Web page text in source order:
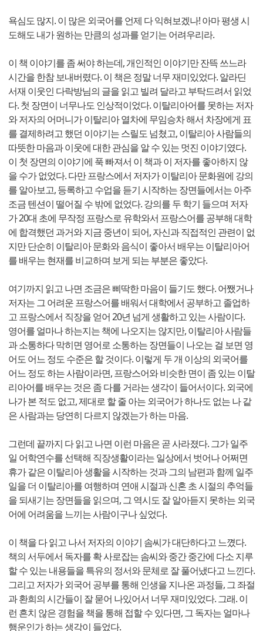
욕심도 많지. 이 많은 외국어를 언제 다 익혀보겠나! 아마 평생 시
도해도 내가 원하는 만큼의 성과를 얻기는 어려우리라.
이 책 이야기를 좀 써야 하는데, 개인적인 이야기만 잔뜩 쓰느라
시간을 한참 보내버렸다. 이 책은 정말 너무 재미있었다. 알라딘
서재 이웃인 다락방님의 글을 읽고 빌려 달라고 부탁드려서 읽었
다. 첫 장면이 너무나도 인상적이었다. 이탈리아어를 못하는 저자
와 저자의 어머니가 이탈리아 열차에 무임승차 해서 차장에게 표
를 결제하려고 했던 이야기는 스릴도 넘쳤고, 이탈리아 사람들의
따뜻한 마음과 이웃에 대한 관심을 알 수 있는 멋진 이야기였다.
이 첫 장면의 이야기에 푹 빠져서 이 책과 이 저자를 좋아하지 않
을 수가 없었다. 다만 프랑스에서 저자가 이탈리아 문화원에 강의
를 알아보고, 등록하고 수업을 듣기 시작하는 장면들에서는 아주
조금 텐션이 떨어질 수 밖에 없었다. 강의를 두 학기 들으며 저자
가 20대 초에 무작정 프랑스로 유학와서 프랑스어를 공부해 대학
에 합격했던 과거와 지금 중년이 되어, 자신과 직접적인 관련이 없
지만 단순히 이탈리아 문화와 음식이 좋아서 배우는 이탈리아어
를 배우는 현재를 비교하며 보게 되는 부분은 좋았다.
여기까지 읽고 나면 조금은 삐딱한 마음이 들기도 했다. 어쨌거나
저자는 그 어려운 프랑스어를 배워서 대학에서 공부하고 졸업하
고 프랑스에서 직장을 얻어 20년 넘게 생활하고 있는 사람이다.
영어를 얼마나 하는지는 책에 나오지는 않지만, 이탈리아 사람들
과 소통하다 막히면 영어로 소통하는 장면들이 나오는 걸 보면 영
어도 어느 정도 수준은 할 것이다. 이렇게 두 개 이상의 외국어를
어느 정도 하는 사람이라면, 프랑스어와 비슷한 면이 좀 있는 이탈
리아어를 배우는 것은 좀 다를 거라는 생각이 들어서이다. 외국에
나가 본 적도 없고, 제대로 할 줄 아는 외국어가 하나도 없는 나 같
은 사람과는 당연히 다르지 않겠는가 하는 마음.
그런데 끝까지 다 읽고 나면 이런 마음은 곧 사라졌다. 그가 일주
일 어학연수를 선택해 직장생활이라는 일상에서 벗어나 어쩌면
휴가 같은 이탈리아 생활을 시작하는 것과 그의 남편과 함께 일주
일을 더 이탈리아를 여행하며 연애 시절과 신혼 초 시절의 추억들
을 되새기는 장면들을 읽으며, 그 역시도 잘 알아듣지 못하는 외국
어에 어려움을 느끼는 사람이구나 싶었다.
이 책을 다 읽고 나서 저자의 이야기 솜씨가 대단하다고 느꼈다.
책의 서두에서 독자를 확 사로잡는 솜씨와 중간 중간에 다소 지루
할 수 있는 내용들을 특유의 정서와 문체로 잘 풀어냈다고 느낀다.
그리고 저자가 외국어 공부를 통해 인생을 지나온 과정들, 그 좌절
과 환희의 시간들이 잘 묻어 나있어서 너무 재미있었다. 그래. 이
런 흔치 않은 경험을 책을 통해 접할 수 있다면, 그 독자는 얼마나
행운인가 하는 생각이 들었다.